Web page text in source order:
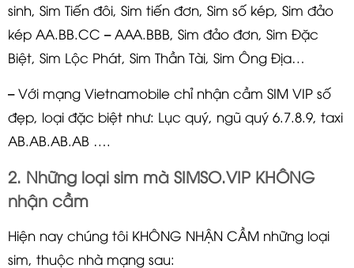
sinh, Sim Tiến đôi, Sim tiến đơn, Sim số kép, Sim đảo
kép AA.BB.CC – AAA.BBB, Sim đảo đơn, Sim Đặc
Biệt, Sim Lộc Phát, Sim Thần Tài, Sim Ông Địa…
– Với mạng Vietnamobile chỉ nhận cầm SIM VIP số
đẹp, loại đặc biệt như: Lục quý, ngũ quý 6.7.8.9, taxi
AB.AB.AB.AB ….
2. Những loại sim mà SIMSO.VIP KHÔNG
nhận cầm
Hiện nay chúng tôi KHÔNG NHẬN CẦM những loại
sim, thuộc nhà mạng sau: